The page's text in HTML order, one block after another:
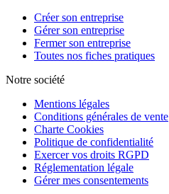
Créer son entreprise
Gérer son entreprise
Fermer son entreprise
Toutes nos fiches pratiques
Notre société
Mentions légales
Conditions générales de vente
Charte Cookies
Politique de confidentialité
Exercer vos droits RGPD
Réglementation légale
Gérer mes consentements